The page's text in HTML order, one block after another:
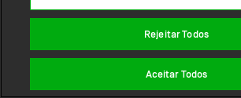
Rejeitar Todos
Aceitar Todos